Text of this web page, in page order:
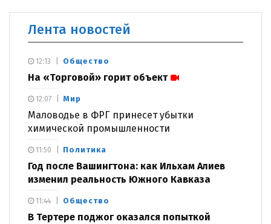
Лента новостей
Общество
На «Торговой» горит объект
12:13
Мир
Маловодье в ФРГ принесет убытки
химической промышленности
12:07
Политика
Год после Вашингтона: как Ильхам Алиев
изменил реальность Южного Кавказа
11:50
Общество
В Тертере поджог оказался попыткой
11:44